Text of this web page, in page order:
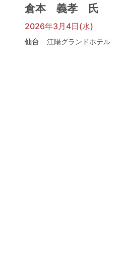
倉本 義孝 氏
2026年3月4日(水)
仙台 江陽グランドホテル